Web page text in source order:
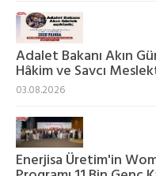
Adalet Bakanı Akın
Hâkim ve Savcı
03.08.2026
Enerjisa Üretim'in